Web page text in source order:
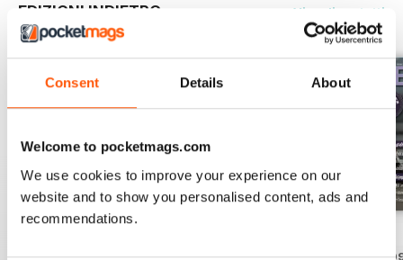
Consent Details About
Welcome to pocketmags.com
We use cookies to improve your experience on our
website and to show you personalised content, ads and
recommendations.
EDIZIONI INDIETRO Visualizza tutti
Acquista per€10,99
Acquista per€10,99
Acquista per